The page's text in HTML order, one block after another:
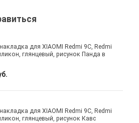
для XIAOMI Redmi 9C, Redmi
глянцевый, рисунок Панда в
для XIAOMI Redmi 9C, Redmi
глянцевый, рисунок Кавс